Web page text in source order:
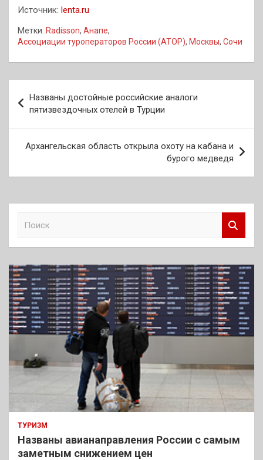
Источник: lenta.ru
Метки: Radisson, Анапе,
Ассоциации туроператоров России (АТОР), Москвы, Сочи
по
записям
Названы достойные российские аналоги
пятизвездочных отелей в Турции
Архангельская область открыла охоту на кабана и
бурого медведя
к
ТУРИЗМ
Названы авианаправления России с самым
заметным снижением цен